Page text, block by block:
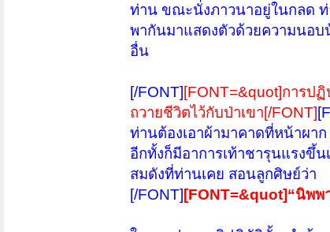
ท่าน ขณะนั่งภาวนาอยู่ในกลด ท่
พากันมาแสดงตัวด้วยความนอบ
อื่น
[/FONT] [FONT=&quot]การป
ถวายชีวิตไว้กับป่าเขา[/FONT]
ท่านต้องเอาผ้ามาคาดที่หน้าผาก
อีกทั้งก็มีอาการเท้าชารุนแรงขึ้
สมดังที่ท่านเคย สอนลูกศิษย์ว่า
[/FONT] [FONT=&quot]“นิพพ